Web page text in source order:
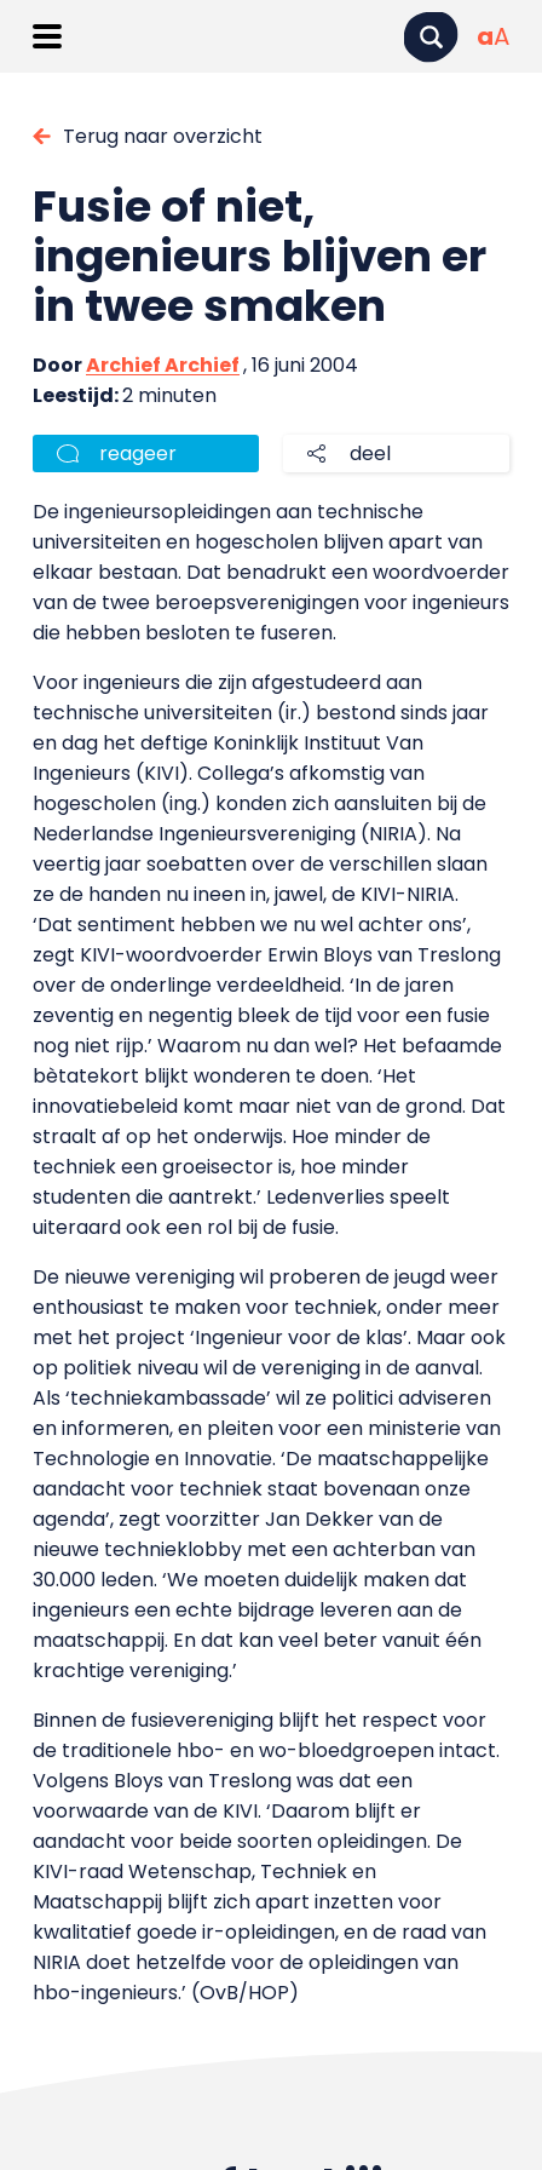
aA
Terug naar overzicht
Fusie of niet,
ingenieurs blijven er
in twee smaken
DoorArchief Archief, 16 juni 2004
Leestijd:2 minuten
reageer deel
De ingenieursopleidingen aan technische
universiteiten en hogescholen blijven apart van
elkaar bestaan. Dat benadrukt een woordvoerder
van de twee beroepsverenigingen voor ingenieurs
die hebben besloten te fuseren.
Voor ingenieurs die zijn afgestudeerd aan
technische universiteiten (ir.) bestond sinds jaar
en dag het deftige Koninklijk Instituut Van
Ingenieurs (KIVI). Collega’s afkomstig van
hogescholen (ing.) konden zich aansluiten bij de
Nederlandse Ingenieursvereniging (NIRIA). Na
veertig jaar soebatten over de verschillen slaan
ze de handen nu ineen in, jawel, de KIVI-NIRIA.
‘Dat sentiment hebben we nu wel achter ons’,
zegt KIVI-woordvoerder Erwin Bloys van Treslong
over de onderlinge verdeeldheid. ‘In de jaren
zeventig en negentig bleek de tijd voor een fusie
nog niet rijp.’ Waarom nu dan wel? Het befaamde
bètatekort blijkt wonderen te doen. ‘Het
innovatiebeleid komt maar niet van de grond. Dat
straalt af op het onderwijs. Hoe minder de
techniek een groeisector is, hoe minder
studenten die aantrekt.’ Ledenverlies speelt
uiteraard ook een rol bij de fusie.
De nieuwe vereniging wil proberen de jeugd weer
enthousiast te maken voor techniek, onder meer
met het project ‘Ingenieur voor de klas’. Maar ook
op politiek niveau wil de vereniging in de aanval.
Als ‘techniekambassade’ wil ze politici adviseren
en informeren, en pleiten voor een ministerie van
Technologie en Innovatie. ‘De maatschappelijke
aandacht voor techniek staat bovenaan onze
agenda’, zegt voorzitter Jan Dekker van de
nieuwe technieklobby met een achterban van
30.000 leden. ‘We moeten duidelijk maken dat
ingenieurs een echte bijdrage leveren aan de
maatschappij. En dat kan veel beter vanuit één
krachtige vereniging.’
Binnen de fusievereniging blijft het respect voor
de traditionele hbo- en wo-bloedgroepen intact.
Volgens Bloys van Treslong was dat een
voorwaarde van de KIVI. ‘Daarom blijft er
aandacht voor beide soorten opleidingen. De
KIVI-raad Wetenschap, Techniek en
Maatschappij blijft zich apart inzetten voor
kwalitatief goede ir-opleidingen, en de raad van
NIRIA doet hetzelfde voor de opleidingen van
hbo-ingenieurs.’ (OvB/HOP)